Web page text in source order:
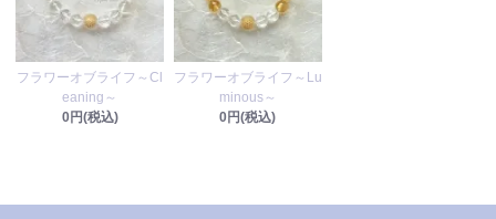
フラワーオブライフ～Cl
eaning～
0円(税込)
フラワーオブライフ～Lu
minous～
0円(税込)